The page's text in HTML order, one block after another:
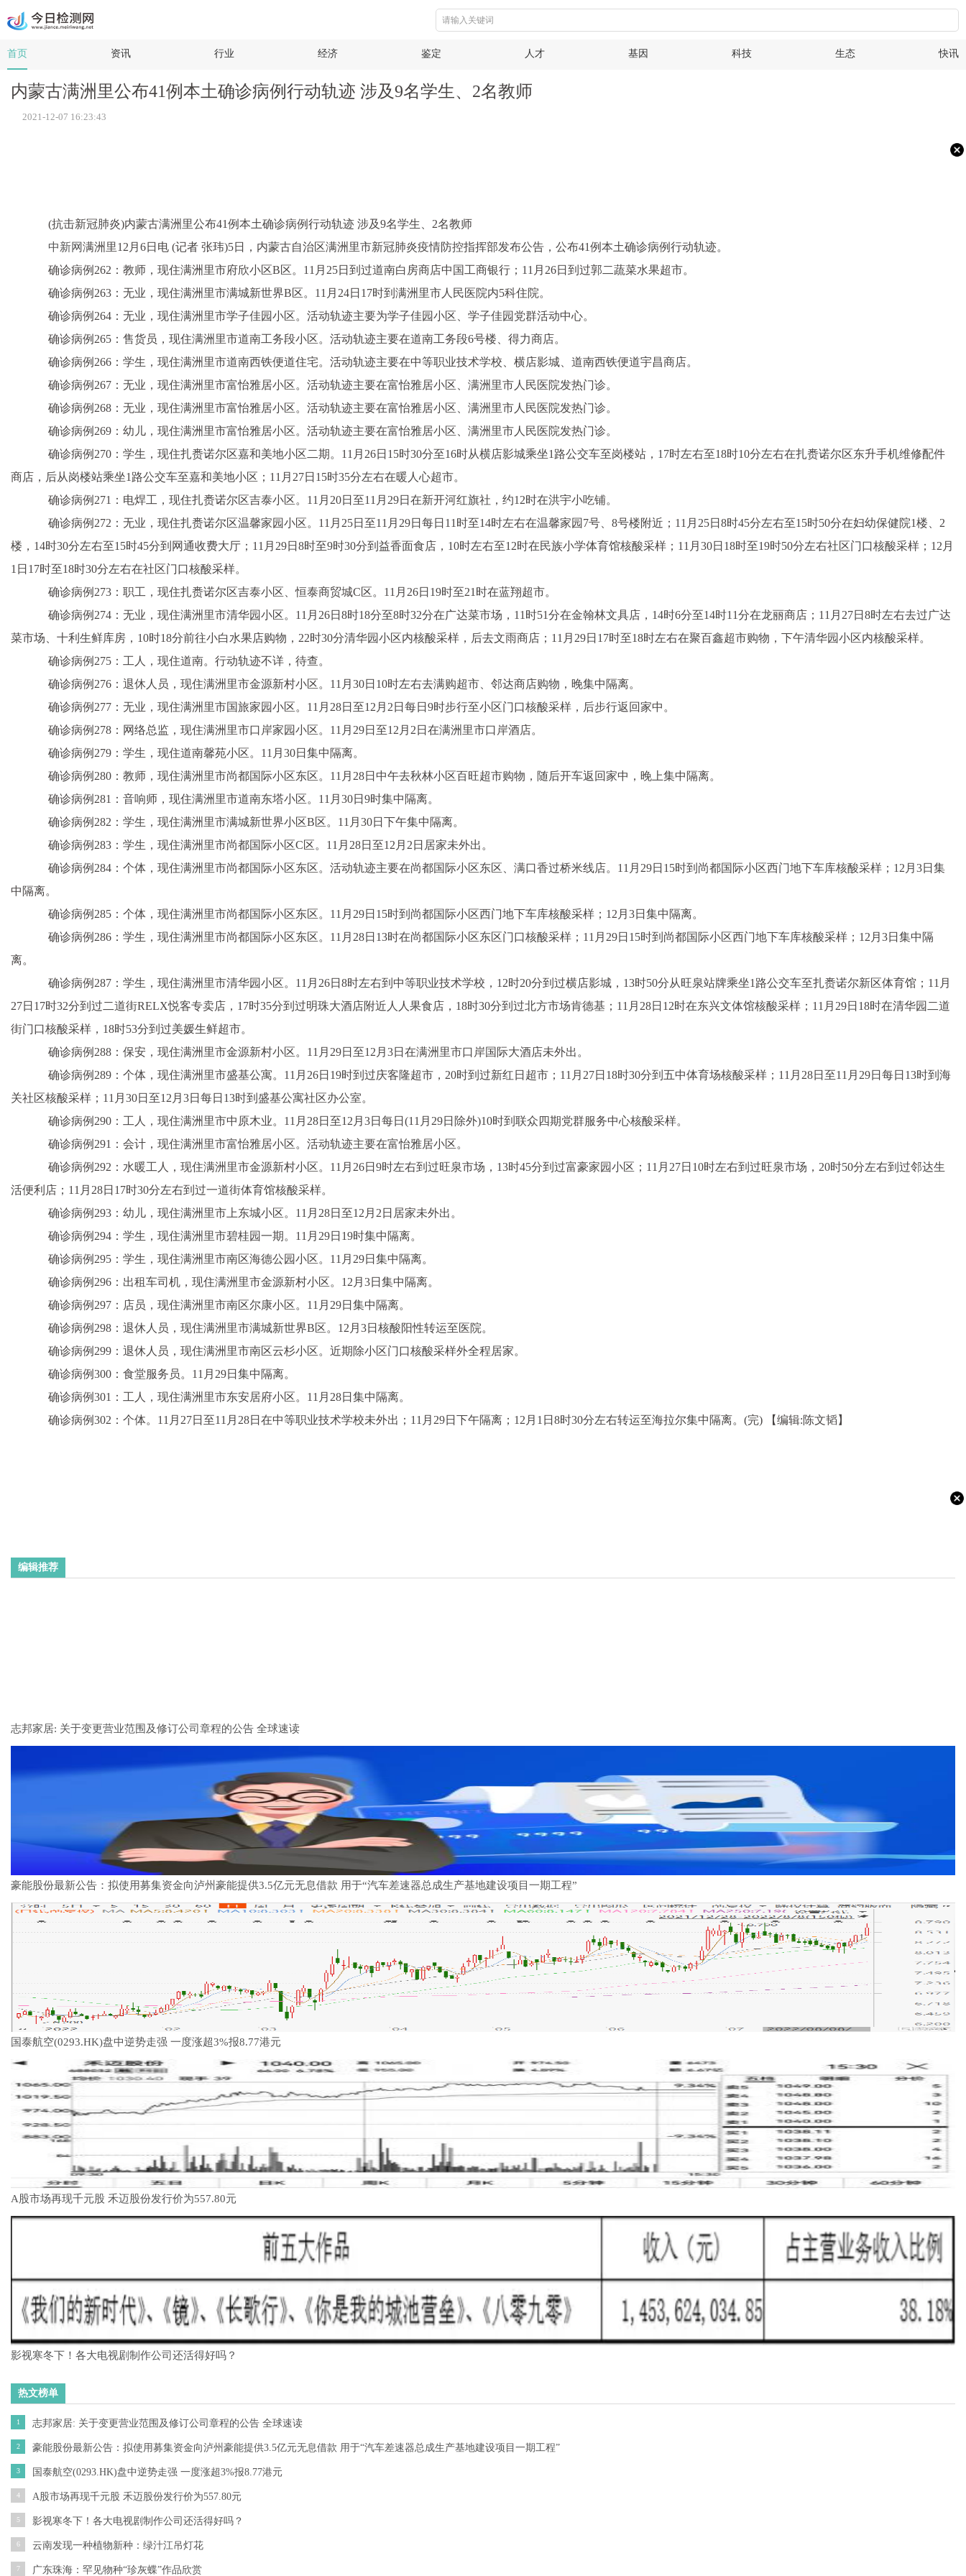
首页 资讯 行业 经济 鉴定 人才 基因 科技 生态 快讯
内蒙古满洲里公布41例本土确诊病例行动轨迹 涉及9名学生、2名教师
2021-12-07 16:23:43
(抗击新冠肺炎)内蒙古满洲里公布41例本土确诊病例行动轨迹 涉及9名学生、2名教师
中新网满洲里12月6日电 (记者 张玮)5日，内蒙古自治区满洲里市新冠肺炎疫情防控指挥部发布公告，公布41例本土确诊病例行动轨迹。
确诊病例262：教师，现住满洲里市府欣小区B区。11月25日到过道南白房商店中国工商银行；11月26日到过郭二蔬菜水果超市。
确诊病例263：无业，现住满洲里市满城新世界B区。11月24日17时到满洲里市人民医院内5科住院。
确诊病例264：无业，现住满洲里市学子佳园小区。活动轨迹主要为学子佳园小区、学子佳园党群活动中心。
确诊病例265：售货员，现住满洲里市道南工务段小区。活动轨迹主要在道南工务段6号楼、得力商店。
确诊病例266：学生，现住满洲里市道南西铁便道住宅。活动轨迹主要在中等职业技术学校、横店影城、道南西铁便道宇昌商店。
确诊病例267：无业，现住满洲里市富怡雅居小区。活动轨迹主要在富怡雅居小区、满洲里市人民医院发热门诊。
确诊病例268：无业，现住满洲里市富怡雅居小区。活动轨迹主要在富怡雅居小区、满洲里市人民医院发热门诊。
确诊病例269：幼儿，现住满洲里市富怡雅居小区。活动轨迹主要在富怡雅居小区、满洲里市人民医院发热门诊。
确诊病例270：学生，现住扎赉诺尔区嘉和美地小区二期。11月26日15时30分至16时从横店影城乘坐1路公交车至岗楼站，17时左右至18时10分左右在扎赉诺尔区东升手机维修配件
商店，后从岗楼站乘坐1路公交车至嘉和美地小区；11月27日15时35分左右在暖人心超市。
确诊病例271：电焊工，现住扎赉诺尔区吉泰小区。11月20日至11月29日在新开河红旗社，约12时在洪宇小吃铺。
确诊病例272：无业，现住扎赉诺尔区温馨家园小区。11月25日至11月29日每日11时至14时左右在温馨家园7号、8号楼附近；11月25日8时45分左右至15时50分在妇幼保健院1楼、2
楼，14时30分左右至15时45分到网通收费大厅；11月29日8时至9时30分到益香面食店，10时左右至12时在民族小学体育馆核酸采样；11月30日18时至19时50分左右社区门口核酸采样；12月
1日17时至18时30分左右在社区门口核酸采样。
确诊病例273：职工，现住扎赉诺尔区吉泰小区、恒泰商贸城C区。11月26日19时至21时在蓝翔超市。
确诊病例274：无业，现住满洲里市清华园小区。11月26日8时18分至8时32分在广达菜市场，11时51分在金翰林文具店，14时6分至14时11分在龙丽商店；11月27日8时左右去过广达
菜市场、十利生鲜库房，10时18分前往小白水果店购物，22时30分清华园小区内核酸采样，后去文雨商店；11月29日17时至18时左右在聚百鑫超市购物，下午清华园小区内核酸采样。
确诊病例275：工人，现住道南。行动轨迹不详，待查。
确诊病例276：退休人员，现住满洲里市金源新村小区。11月30日10时左右去满购超市、邻达商店购物，晚集中隔离。
确诊病例277：无业，现住满洲里市国旅家园小区。11月28日至12月2日每日9时步行至小区门口核酸采样，后步行返回家中。
确诊病例278：网络总监，现住满洲里市口岸家园小区。11月29日至12月2日在满洲里市口岸酒店。
确诊病例279：学生，现住道南馨苑小区。11月30日集中隔离。
确诊病例280：教师，现住满洲里市尚都国际小区东区。11月28日中午去秋林小区百旺超市购物，随后开车返回家中，晚上集中隔离。
确诊病例281：音响师，现住满洲里市道南东塔小区。11月30日9时集中隔离。
确诊病例282：学生，现住满洲里市满城新世界小区B区。11月30日下午集中隔离。
确诊病例283：学生，现住满洲里市尚都国际小区C区。11月28日至12月2日居家未外出。
确诊病例284：个体，现住满洲里市尚都国际小区东区。活动轨迹主要在尚都国际小区东区、满口香过桥米线店。11月29日15时到尚都国际小区西门地下车库核酸采样；12月3日集
中隔离。
确诊病例285：个体，现住满洲里市尚都国际小区东区。11月29日15时到尚都国际小区西门地下车库核酸采样；12月3日集中隔离。
确诊病例286：学生，现住满洲里市尚都国际小区东区。11月28日13时在尚都国际小区东区门口核酸采样；11月29日15时到尚都国际小区西门地下车库核酸采样；12月3日集中隔
离。
确诊病例287：学生，现住满洲里市清华园小区。11月26日8时左右到中等职业技术学校，12时20分到过横店影城，13时50分从旺泉站牌乘坐1路公交车至扎赉诺尔新区体育馆；11月
27日17时32分到过二道街RELX悦客专卖店，17时35分到过明珠大酒店附近人人果食店，18时30分到过北方市场肯德基；11月28日12时在东兴文体馆核酸采样；11月29日18时在清华园二道
街门口核酸采样，18时53分到过美媛生鲜超市。
确诊病例288：保安，现住满洲里市金源新村小区。11月29日至12月3日在满洲里市口岸国际大酒店未外出。
确诊病例289：个体，现住满洲里市盛基公寓。11月26日19时到过庆客隆超市，20时到过新红日超市；11月27日18时30分到五中体育场核酸采样；11月28日至11月29日每日13时到海
关社区核酸采样；11月30日至12月3日每日13时到盛基公寓社区办公室。
确诊病例290：工人，现住满洲里市中原木业。11月28日至12月3日每日(11月29日除外)10时到联众四期党群服务中心核酸采样。
确诊病例291：会计，现住满洲里市富怡雅居小区。活动轨迹主要在富怡雅居小区。
确诊病例292：水暖工人，现住满洲里市金源新村小区。11月26日9时左右到过旺泉市场，13时45分到过富豪家园小区；11月27日10时左右到过旺泉市场，20时50分左右到过邻达生
活便利店；11月28日17时30分左右到过一道街体育馆核酸采样。
确诊病例293：幼儿，现住满洲里市上东城小区。11月28日至12月2日居家未外出。
确诊病例294：学生，现住满洲里市碧桂园一期。11月29日19时集中隔离。
确诊病例295：学生，现住满洲里市南区海德公园小区。11月29日集中隔离。
确诊病例296：出租车司机，现住满洲里市金源新村小区。12月3日集中隔离。
确诊病例297：店员，现住满洲里市南区尔康小区。11月29日集中隔离。
确诊病例298：退休人员，现住满洲里市满城新世界B区。12月3日核酸阳性转运至医院。
确诊病例299：退休人员，现住满洲里市南区云杉小区。近期除小区门口核酸采样外全程居家。
确诊病例300：食堂服务员。11月29日集中隔离。
确诊病例301：工人，现住满洲里市东安居府小区。11月28日集中隔离。
确诊病例302：个体。11月27日至11月28日在中等职业技术学校未外出；11月29日下午隔离；12月1日8时30分左右转运至海拉尔集中隔离。(完)
【编辑:陈文韬】
编辑推荐
志邦家居: 关于变更营业范围及修订公司章程的公告 全球速读
豪能股份最新公告：拟使用募集资金向泸州豪能提供3.5亿元无息借款 用于“汽车差速器总成生产基地建设项目一期工程”
国泰航空(0293.HK)盘中逆势走强 一度涨超3%报8.77港元
A股市场再现千元股 禾迈股份发行价为557.80元
影视寒冬下！各大电视剧制作公司还活得好吗？
热文榜单
1 志邦家居: 关于变更营业范围及修订公司章程的公告 全球速读
2 豪能股份最新公告：拟使用募集资金向泸州豪能提供3.5亿元无息借款 用于“汽车差速器总成生产基地建设项目一期工程”
3 国泰航空(0293.HK)盘中逆势走强 一度涨超3%报8.77港元
4 A股市场再现千元股 禾迈股份发行价为557.80元
5 影视寒冬下！各大电视剧制作公司还活得好吗？
6 云南发现一种植物新种：绿汁江吊灯花
7 广东珠海：罕见物种“珍灰蝶”作品欣赏